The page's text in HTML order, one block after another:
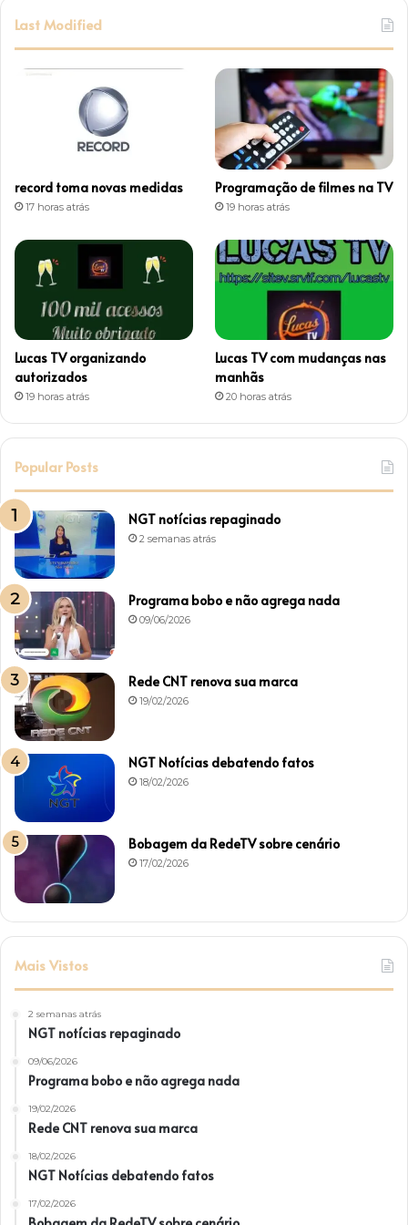
t
g
r
a
m
Last Modified
record toma novas medidas
17 horas atrás
Programação de filmes na TV
19 horas atrás
Lucas TV organizando
autorizados
19 horas atrás
Lucas TV com mudanças nas
manhãs
20 horas atrás
Popular Posts
NGT notícias repaginado
2 semanas atrás
Programa bobo e não agrega nada
09/06/2026
Rede CNT renova sua marca
19/02/2026
NGT Notícias debatendo fatos
18/02/2026
Bobagem da RedeTV sobre cenário
17/02/2026
Mais Vistos
2 semanas atrás
NGT notícias repaginado
09/06/2026
Programa bobo e não agrega nada
19/02/2026
Rede CNT renova sua marca
18/02/2026
NGT Notícias debatendo fatos
17/02/2026